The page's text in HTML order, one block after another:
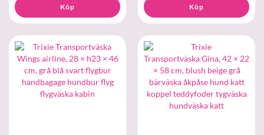
Köp Köp